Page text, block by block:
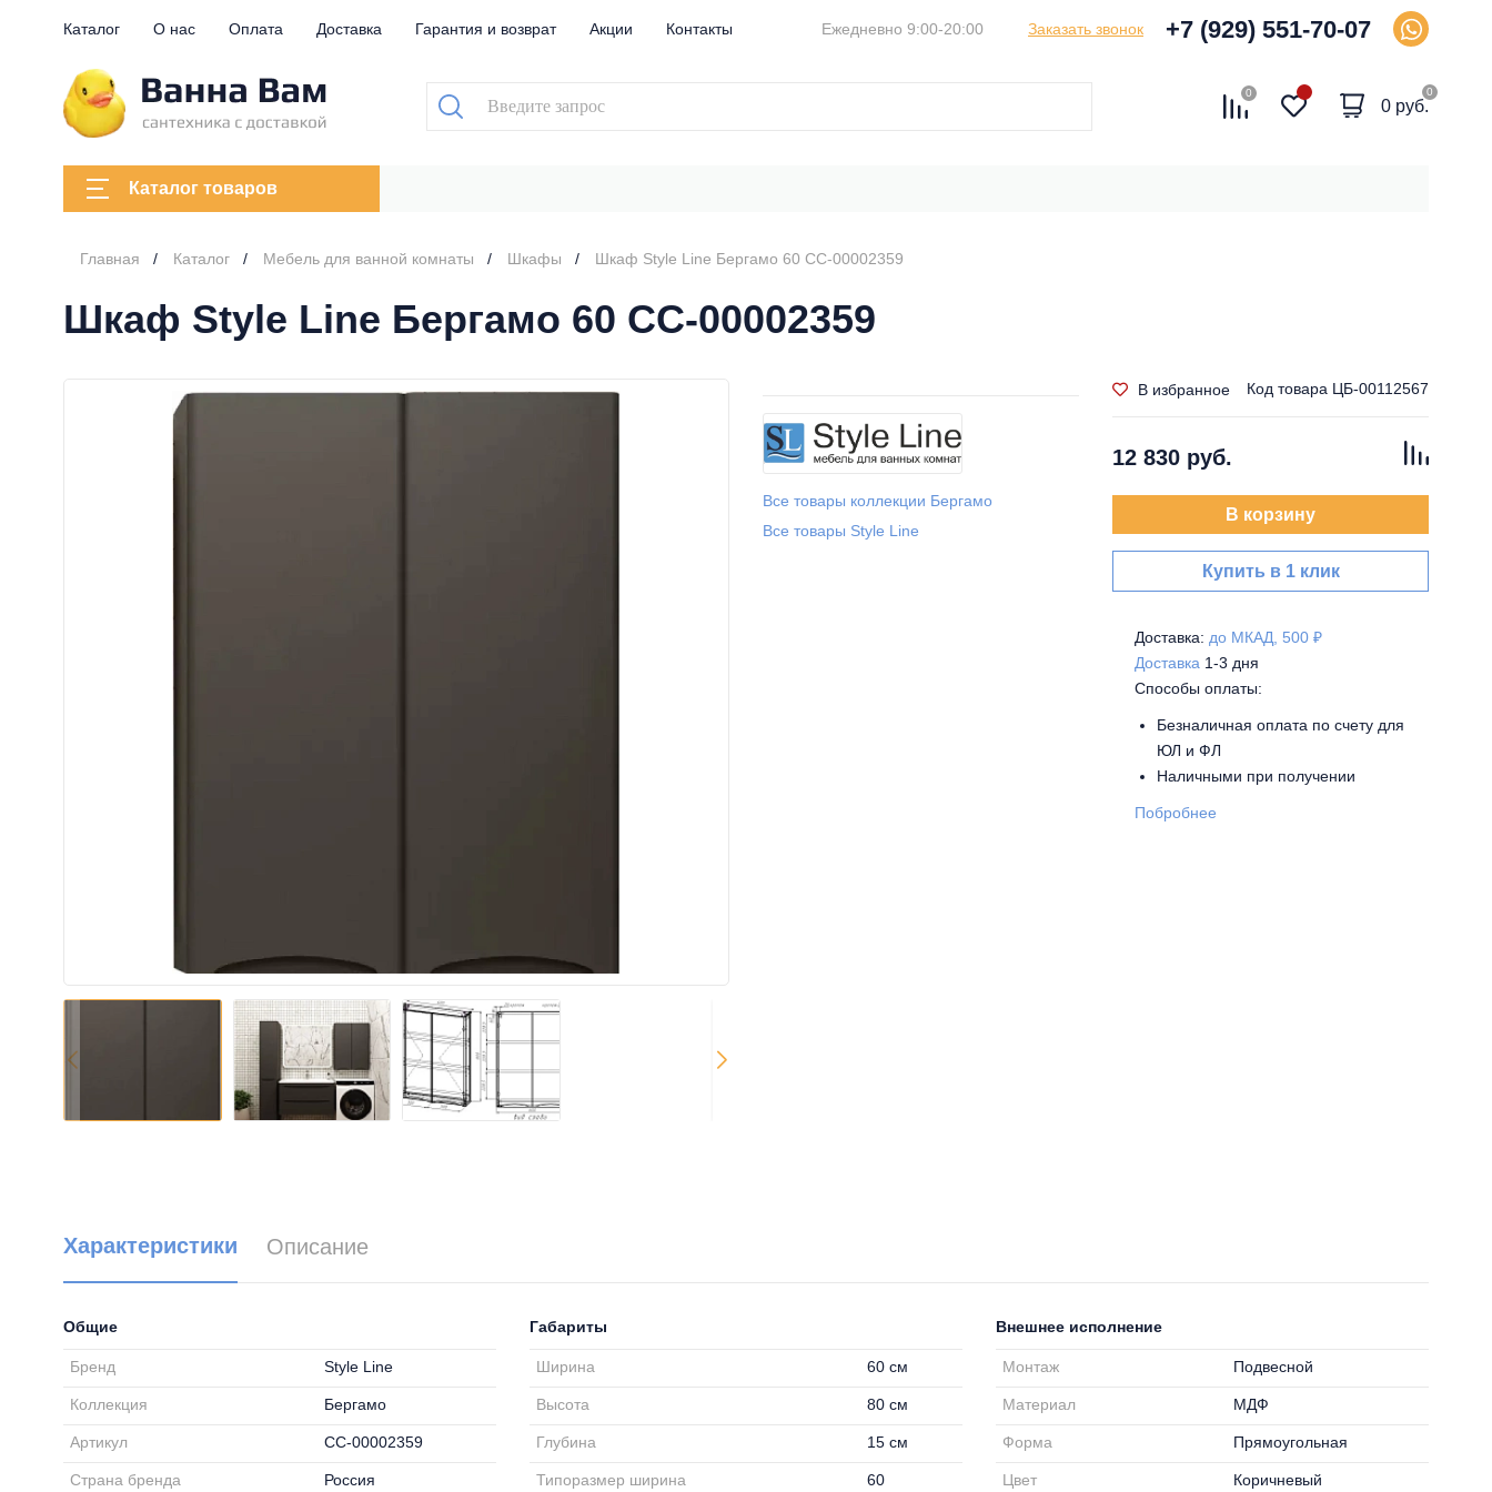
Каталог О нас Оплата Доставка Гарантия и возврат Акции Контакты Ежедневно 9:00-20:00 Заказать звонок +7 (929) 551-70-07
0 0
0 руб.
Каталог товаров
Главная Каталог Мебель для ванной комнаты Шкафы Шкаф Style Line Бергамо 60 СС-00002359
Шкаф Style Line Бергамо 60 СС-00002359
Все товары коллекции Бергамо
Все товары Style Line
В избранное Код товара ЦБ-00112567
12 830 руб.
В корзину
Купить в 1 клик
Доставка: до МКАД, 500 ₽
Доставка 1-3 дня
Способы оплаты:
Безналичная оплата по счету для
ЮЛ и ФЛ
Наличными при получении
Побробнее
Характеристики Описание
Общие
Бренд Style Line
Коллекция Бергамо
Артикул СС-00002359
Страна бренда Россия
Габариты
Ширина 60 см
Высота 80 см
Глубина 15 см
Типоразмер ширина 60
Внешнее исполнение
Монтаж Подвесной
Материал МДФ
Форма Прямоугольная
Цвет Коричневый